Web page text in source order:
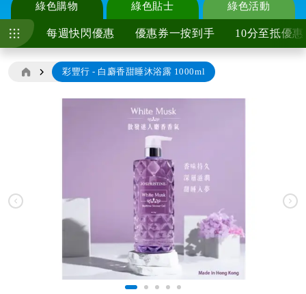
綠色購物
每週快閃優惠 優惠券一按到手 10分至抵優惠
綠色貼士 綠色活動
彩豐行 - 白麝香甜睡沐浴露 1000ml
images
gallery